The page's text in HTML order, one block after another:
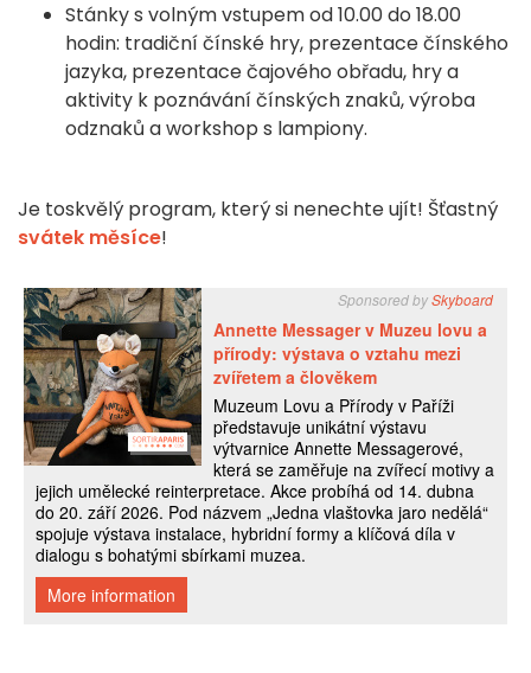
Stánky s volným vstupem od 10.00 do 18.00
hodin: tradiční čínské hry, prezentace čínského
jazyka, prezentace čajového obřadu, hry a
aktivity k poznávání čínských znaků, výroba
odznaků a workshop s lampiony.
Je toskvělý program, který si nenechte ujít! Šťastný
svátek měsíce!